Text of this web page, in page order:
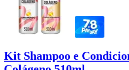
Kit Shampoo e